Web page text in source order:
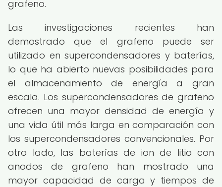
grafeno.
Las investigaciones recientes han
demostrado que el grafeno puede ser
utilizado en supercondensadores y baterías,
lo que ha abierto nuevas posibilidades para
el almacenamiento de energía a gran
escala. Los supercondensadores de grafeno
ofrecen una mayor densidad de energía y
una vida útil más larga en comparación con
los supercondensadores convencionales. Por
otro lado, las baterías de ion de litio con
anodos de grafeno han mostrado una
mayor capacidad de carga y tiempos de